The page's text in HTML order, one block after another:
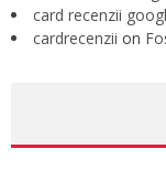
card recenzii
cardrecenzii on